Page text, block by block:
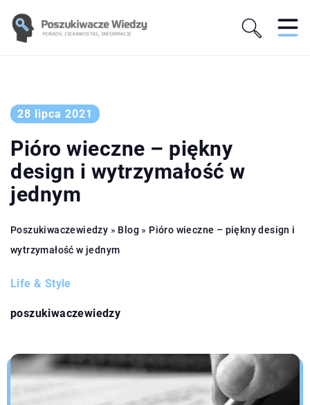
28 lipca 2021
Pióro wieczne – piękny
design i wytrzymałość w
jednym
Poszukiwaczewiedzy » Blog » Pióro wieczne – piękny design i
wytrzymałość w jednym
Life & Style
poszukiwaczewiedzy